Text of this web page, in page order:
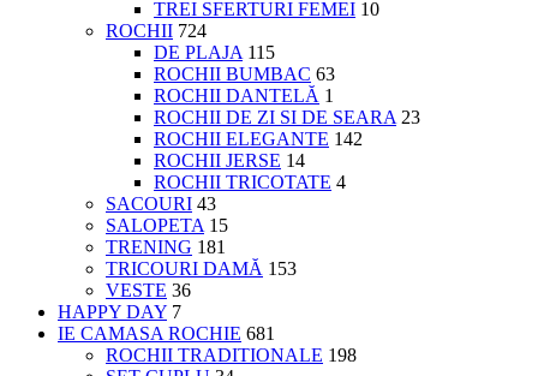
TREI SFERTURI FEMEI 10
ROCHII 724
DE PLAJA 115
ROCHII BUMBAC 63
ROCHII DANTELĂ 1
ROCHII DE ZI SI DE SEARA 23
ROCHII ELEGANTE 142
ROCHII JERSE 14
ROCHII TRICOTATE 4
SACOURI 43
SALOPETA 15
TRENING 181
TRICOURI DAMĂ 153
VESTE 36
HAPPY DAY 7
IE CAMASA ROCHIE 681
ROCHII TRADITIONALE 198